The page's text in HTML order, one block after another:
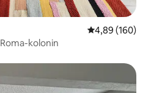
4,89 av 5 i
4,89 (160)
kolonin